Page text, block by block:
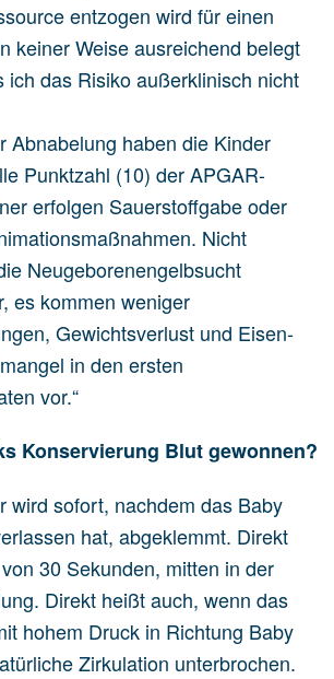
entzogen wird für einen
keiner Weise ausreichend belegt
ich das Risiko außerklinisch nicht
Abnabelung haben die Kinder
Punktzahl (10) der APGAR-
erfolgen Sauerstoffgabe oder
Nicht
Neugeborenengelbsucht
es kommen weniger
Gewichtsverlust und Eisen-
in den ersten
vor.“
Konservierung Blut gewonnen?
wird sofort, nachdem das Baby
hat, abgeklemmt. Direkt
30 Sekunden, mitten in der
Direkt heißt auch, wenn das
hohem Druck in Richtung Baby
Zirkulation unterbrochen.